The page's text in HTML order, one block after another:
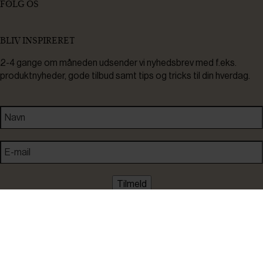
FØLG OS
BLIV INSPIRERET
2-4 gange om måneden udsender vi nyhedsbrev med f.eks.
produktnyheder, gode tilbud samt tips og tricks til din hverdag.
Tilmeld